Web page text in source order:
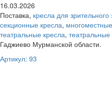
16.03.2026
Поставка, кресла для зрительного
секционные кресла,
театральные кресла, театральные
Гаджиево Мурманской области.
Артикул: 93